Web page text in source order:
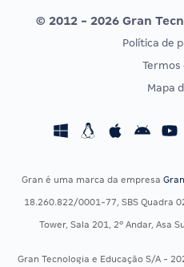
CONCURSOS POR PROFISSÃO
Concursos Fiscais
© 2012 - 2026 Gran
Política de
Termos
Mapa
Gran é uma marca da empresa
18.260.822/0001-77, SBS Quadra
Tower, Sala 201, 2º Andar, Asa
Gran Tecnologia e Educação S/A -